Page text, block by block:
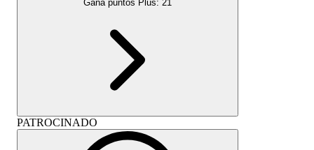
Gana puntos Plus: 21
PATROCINADO